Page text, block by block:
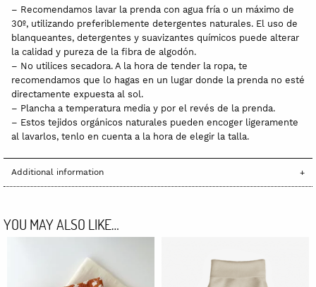
– Recomendamos lavar la prenda con agua fría o un máximo de
30º, utilizando preferiblemente detergentes naturales. El uso de
blanqueantes, detergentes y suavizantes químicos puede alterar
la calidad y pureza de la fibra de algodón.
– No utilices secadora. A la hora de tender la ropa, te
recomendamos que lo hagas en un lugar donde la prenda no esté
directamente expuesta al sol.
– Plancha a temperatura media y por el revés de la prenda.
– Estos tejidos orgánicos naturales pueden encoger ligeramente
al lavarlos, tenlo en cuenta a la hora de elegir la talla.
Additional information
YOU MAY ALSO LIKE…